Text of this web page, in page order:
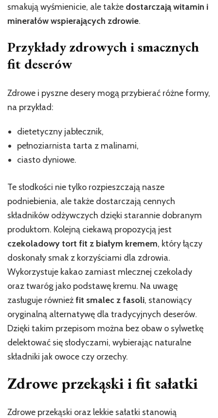
smakują wyśmienicie, ale także dostarczają witamin i
minerałów wspierających zdrowie.
Przykłady zdrowych i smacznych
fit deserów
Zdrowe i pyszne desery mogą przybierać różne formy,
na przykład:
dietetyczny jabłecznik,
pełnoziarnista tarta z malinami,
ciasto dyniowe.
Te słodkości nie tylko rozpieszczają nasze
podniebienia, ale także dostarczają cennych
składników odżywczych dzięki starannie dobranym
produktom. Kolejną ciekawą propozycją jest
czekoladowy tort fit z białym kremem, który łączy
doskonały smak z korzyściami dla zdrowia.
Wykorzystuje kakao zamiast mlecznej czekolady
oraz twaróg jako podstawę kremu. Na uwagę
zasługuje równieżfit smalec z fasoli, stanowiący
oryginalną alternatywę dla tradycyjnych deserów.
Dzięki takim przepisom można bez obaw o sylwetkę
delektować się słodyczami, wybierając naturalne
składniki jak owoce czy orzechy.
Zdrowe przekąski i fit sałatki
Zdrowe przekąski oraz lekkie sałatki stanowią